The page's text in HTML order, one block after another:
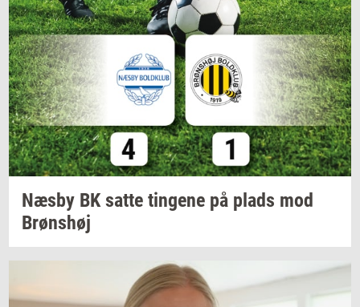
Næsby BK satte tin­ge­ne på plads mod
Brøns­høj